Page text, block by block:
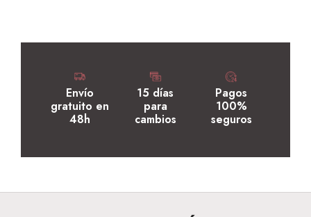
Envío
gratuito en
48h
15 días
para
cambios
Pagos
100%
seguros